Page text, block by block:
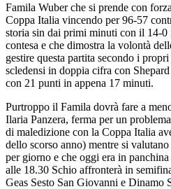
Famila Wuber che si prende con
Coppa Italia vincendo per 96-57
storia sin dai primi minuti con il 14-0
contesa e che dimostra la volontà
gestire questa partita secondo i
scledensi in doppia cifra con
con 21 punti in appena 17 minuti.
Purtroppo il Famila dovrà fare a
Ilaria Panzera, ferma per un
di maledizione con la Coppa Italia
dello scorso anno) mentre si
per giorno e che oggi era in
alle 18.30 Schio affronterà in
Geas Sesto San Giovanni e Dinamo